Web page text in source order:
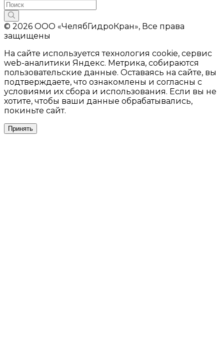
© 2026 ООО «ЧелябГидроКран», Все права
защищены
На сайте используется технология cookie, сервис
web-аналитики Яндекс. Метрика, собираются
пользовательские данные. Оставаясь на сайте, вы
подтверждаете, что ознакомлены и согласны с
условиями их сбора и использования. Если вы не
хотите, чтобы ваши данные обрабатывались,
покиньте сайт.
Принять